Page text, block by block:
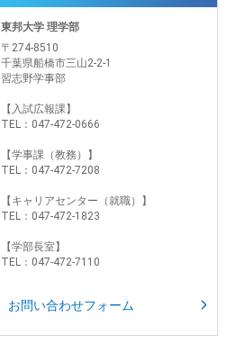
東邦大学 理学部
〒274-8510
千葉県船橋市三山2-2-1
習志野学事部
【入試広報課】
TEL：047-472-0666
【学事課（教務）】
TEL：047-472-7208
【キャリアセンター（就職）】
TEL：047-472-1823
【学部長室】
TEL：047-472-7110
お問い合わせフォーム